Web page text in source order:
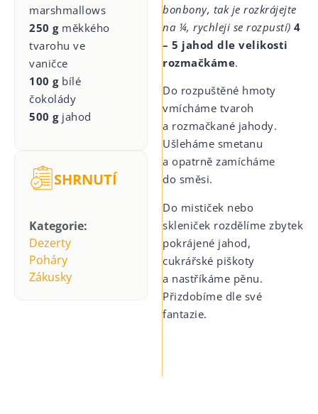
marshmallows
250 gměkkého
tvarohu ve
vaničce
100 gbílé
čokolády
500 gjahod
SHRNUTÍ
Kategorie:
Dezerty
Poháry
Zákusky
bonbony, tak je rozkrájejte
na ¼, rychleji se rozpustí) 4
– 5 jahod dle velikosti
rozmačkáme.
Do rozpuštěné hmoty
vmícháme tvaroh
a rozmačkané jahody.
Ušleháme smetanu
a opatrně zamícháme
do směsi.
Do mističek nebo
skleniček rozdělíme zbytek
pokrájené jahod,
cukrářské piškoty
a nastříkáme pěnu.
Přizdobíme dle své
fantazie.